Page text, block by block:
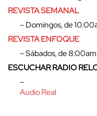
REVISTA SEMANAL
– Domingos, de
REVISTA ENFOQUE
– Sábados, de
ESCUCHAR RADIO
–
Audio Real